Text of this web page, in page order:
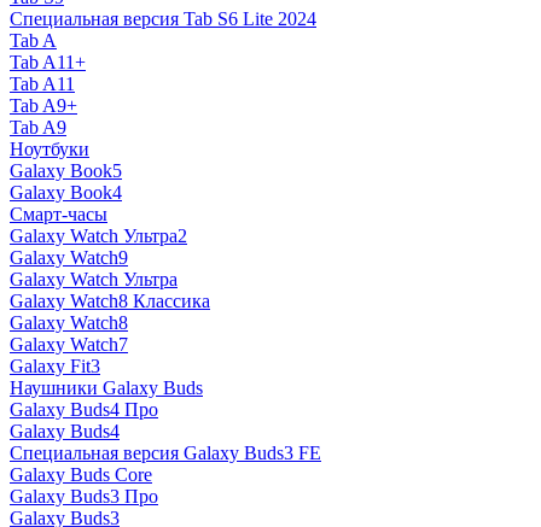
Специальная версия Tab S6 Lite 2024
Tab A
Tab A11+
Tab A11
Tab A9+
Tab A9
Ноутбуки
Galaxy Book5
Galaxy Book4
Смарт-часы
Galaxy Watch Ультра2
Galaxy Watch9
Galaxy Watch Ультра
Galaxy Watch8 Классика
Galaxy Watch8
Galaxy Watch7
Galaxy Fit3
Наушники Galaxy Buds
Galaxy Buds4 Про
Galaxy Buds4
Специальная версия Galaxy Buds3 FE
Galaxy Buds Core
Galaxy Buds3 Про
Galaxy Buds3